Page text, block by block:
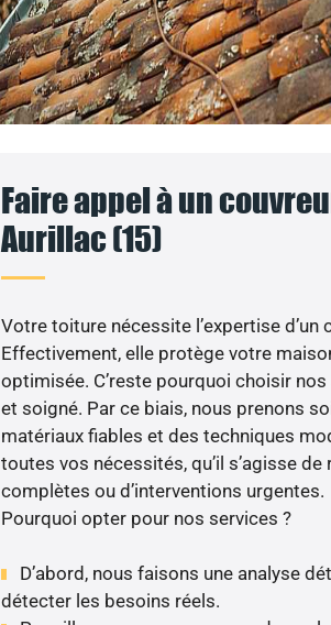
Faire appel à un
Aurillac (15)
Votre toiture nécessite l’expertise d’un
Effectivement, elle protège votre
optimisée. C’reste pourquoi choisir
et soigné. Par ce biais, nous prenons
matériaux fiables et des techniques
toutes vos nécessités, qu’il s’agisse
complètes ou d’interventions urgentes.
Pourquoi opter pour nos services ?
D’abord, nous faisons une analyse
détecter les besoins réels.